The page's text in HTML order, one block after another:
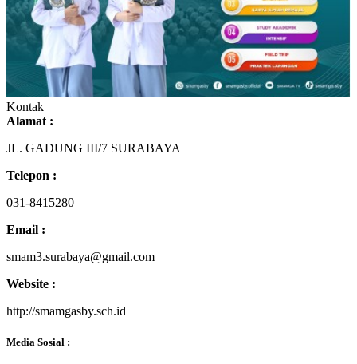
Kontak
Alamat :
JL. GADUNG III/7 SURABAYA
Telepon :
031-8415280
Email :
smam3.surabaya@gmail.com
Website :
http://smamgasby.sch.id
Media Sosial :